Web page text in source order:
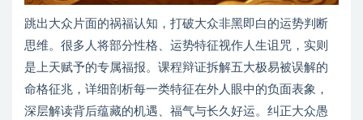
跳出大众片面的祸福认知，打破大众非黑即白的运势判断
思维。很多人将部分性格、运势特征视作人生诅咒，实则
是上天赋予的专属福报。课程辩证拆解五大极易被误解的
命格征兆，详细剖析每一类特征在外人眼中的负面表象，
深层解读背后蕴藏的机遇、福气与长久好运。纠正大众愚